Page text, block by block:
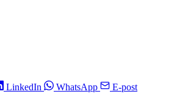
LinkedIn WhatsApp E-post